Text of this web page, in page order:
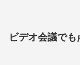
ビデオ会議でも